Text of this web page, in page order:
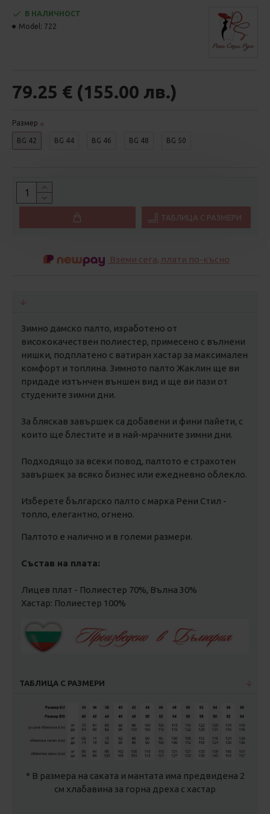
79.25 € (155.00 лв.)
В НАЛИЧНОСТ
Model: 722
Размер
BG 42 BG 44 BG 46 BG 48 BG 50
ТАБЛИЦА С РАЗМЕРИ
Вземи сега, плати по-късно
Зимно дамско палто, изработено от
висококачествен полиестер, примесено с вълнени
нишки, подплатено с ватиран хастар за максимален
комфорт и топлина. Зимното палто Жаклин ще ви
придаде изтънчен външен вид и ще ви пази от
студените зимни дни.
За бляскав завършек са добавени и фини пайети, с
които ще блестите и в най-мрачните зимни дни.
Подходящо за всеки повод, палтото е страхотен
завършек за всяко бизнес или ежедневно облекло.
Изберете българско палто с марка Рени Стил -
топло, елегантно, огнено.
Палтото е налично и в големи размери.
Състав на плата:
Лицев плат - Полиестер 70%, Вълна 30%
Хастар: Полиестер 100%
ТАБЛИЦА С РАЗМЕРИ
* В размера на саката и мантата има предвидена 2
см хлабавина за горна дреха с хастар